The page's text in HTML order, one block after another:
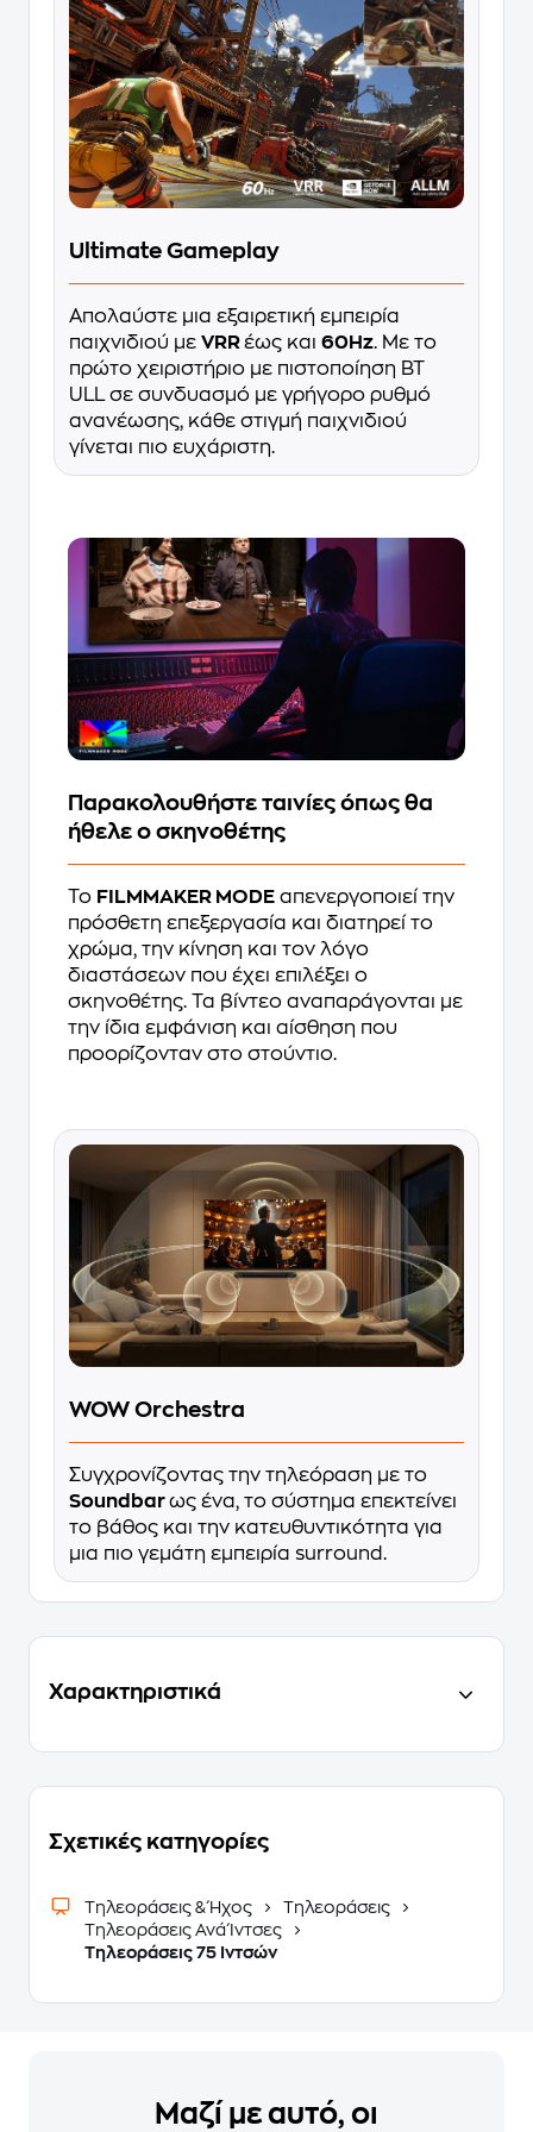
Ultimate Gameplay
Απολαύστε μια εξαιρετική εμπειρία
παιχνιδιού με VRRέως και 60Hz. Με το
πρώτο χειριστήριο με πιστοποίηση BT
ULL σε συνδυασμό με γρήγορο ρυθμό
ανανέωσης, κάθε στιγμή παιχνιδιού
γίνεται πιο ευχάριστη.
Παρακολουθήστε ταινίες όπως θα
ήθελε ο σκηνοθέτης
Το FILMMAKER MODE απενεργοποιεί την
πρόσθετη επεξεργασία και διατηρεί το
χρώμα, την κίνηση και τον λόγο
διαστάσεων που έχει επιλέξει ο
σκηνοθέτης. Τα βίντεο αναπαράγονται με
την ίδια εμφάνιση και αίσθηση που
προορίζονταν στο στούντιο.
WOW Orchestra
Συγχρονίζοντας την τηλεόραση με το
Soundbarως ένα, το σύστημα επεκτείνει
το βάθος και την κατευθυντικότητα για
μια πιο γεμάτη εμπειρία surround.
Χαρακτηριστικά
Σχετικές κατηγορίες
Τηλεοράσεις & Ήχος
Τηλεοράσεις
Τηλεοράσεις Ανά Ίντσες
Τηλεοράσεις 75 Ιντσών
Μαζί με αυτό, οι